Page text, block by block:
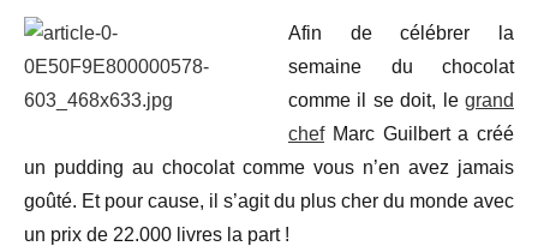
Afin de célébrer la
semaine du chocolat
comme il se doit, le grand
chefMarc Guilbert a créé
un pudding au chocolat comme vous n’en avez jamais
goûté. Et pour cause, il s’agit du plus cher du monde avec
un prix de 22.000 livres la part !